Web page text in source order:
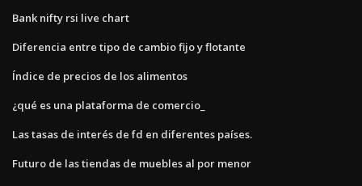
Bank nifty rsi live chart
Diferencia entre tipo de cambio fijo y flotante
Índice de precios de los alimentos
¿qué es una plataforma de comercio_
Las tasas de interés de fd en diferentes países.
Futuro de las tiendas de muebles al por menor